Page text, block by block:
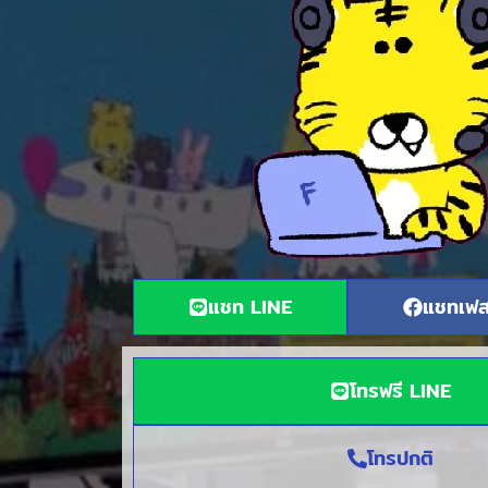
แชท LINE แชทเฟ
โทรฟรี LINE
โทรปกติ